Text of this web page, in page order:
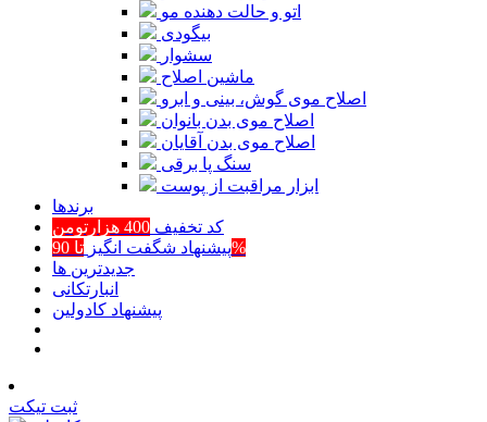
اتو و حالت دهنده مو
بیگودی
سشوار
ماشین اصلاح
اصلاح موی گوش، بینی و ابرو
اصلاح موی بدن بانوان
اصلاح موی بدن آقایان
سنگ پا برقی
ابزار مراقبت از پوست
برند‌ها
کد تخفیف 400 هزارتومن
پیشنهاد شگفت انگیزتا 90%
جدیدترین ها
انبارتکانی
پیشنهاد کادولین
ثبت تیکت